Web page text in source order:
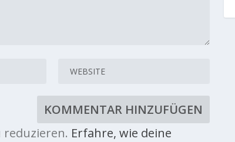
reduzieren. Erfahre, wie deine